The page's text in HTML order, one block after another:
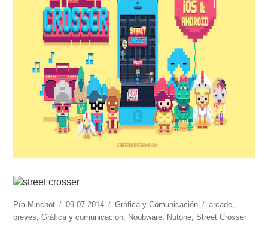
https://www.experimenta.es/author/pia/
Pía Minchot
Publicado
el
09.07.2014 Categorías
Gráfica y Comunicación Etiquetas
arcade
breves ,Gráfica y comunicación Noobware Nutone ,Street Crosser